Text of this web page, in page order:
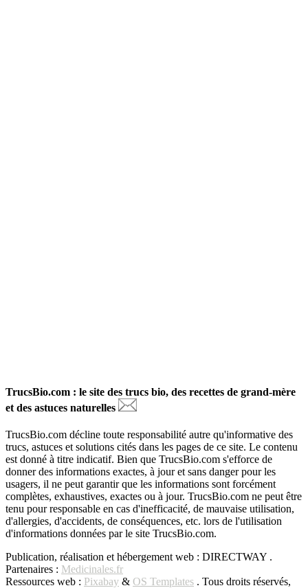
TrucsBio.com : le site des trucs bio, des recettes de grand-mère
et des astuces naturelles
TrucsBio.com décline toute responsabilité autre qu'informative des
trucs, astuces et solutions cités dans les pages de ce site. Le contenu
est donné à titre indicatif. Bien que TrucsBio.com s'efforce de
donner des informations exactes, à jour et sans danger pour les
usagers, il ne peut garantir que les informations sont forcément
complètes, exhaustives, exactes ou à jour. TrucsBio.com ne peut être
tenu pour responsable en cas d'inefficacité, de mauvaise utilisation,
d'allergies, d'accidents, de conséquences, etc. lors de l'utilisation
d'informations données par le site TrucsBio.com.
Publication, réalisation et hébergement web : DIRECTWAY .
Partenaires : Medicinales.fr
Ressources web : Pixabay & OS Templates . Tous droits réservés,